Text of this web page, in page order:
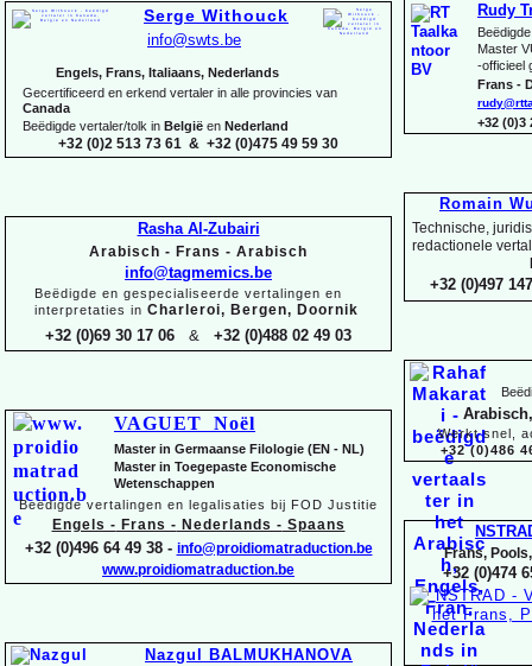
Rudy
Master
-officieel
Frans -
+32
Romain
Technische,
redactionele
+32 (0)497
Werkt snel,
+32 (0)486
Frans,
+32 (0)474
Serge Withouck
info@swts.be
Engels, Frans, Italiaans, Nederlands
Gecertificeerd en erkend vertaler in alle provincies van
Canada
Beëdigde vertaler/tolk in België en Nederland
+32 (0)2 513 73 61 & +32 (0)475 49 59 30
Rasha Al-Zubairi
Arabisch - Frans - Arabisch
info@tagmemics.be
Beëdigde en gespecialiseerde vertalingen en
interpretaties in Charleroi, Bergen, Doornik
+32 (0)69 30 17 06 & +32 (0)488 02 49 03
VAGUET Noël
Master in Germaanse Filologie (EN - NL)
Master in Toegepaste Economische
Wetenschappen
Beëdigde vertalingen en legalisaties bij FOD Justitie
Engels - Frans - Nederlands - Spaans
+32 (0)496 64 49 38 - info@proidiomatraduction.be
www.proidiomatraduction.be
Nazgul BALMUKHANOVA